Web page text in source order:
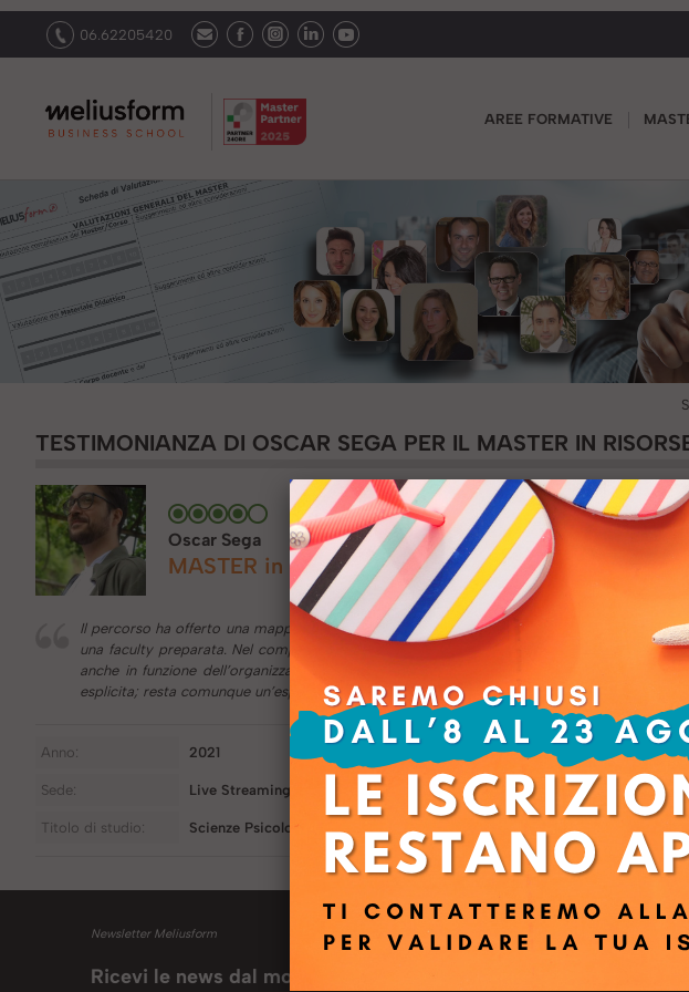
06.62205420
AREE FORMATIVE
TESTIMONIANZA DI OSCAR SEGA PER IL MASTER IN
Oscar Sega
MASTER in RISORSE UMANE con AI e Digital HR
Il percorso ha offerto una mappa chiara e puntuale delle principali attività HR, con un
una faculty preparata. Nel complesso, un buon avviamento all’area HR che ha
anche in funzione dell’organizzazione delle giornate. Ho trovato congrui gli orari, non
esplicita; resta comunque un’esperienza utile e ben costruita.
Anno: 2021
Sede: Live Streaming
Titolo di studio: Scienze Psicologiche Cognitive e Psicobiologiche
Newsletter Meliusform
Ricevi le news dal mondo Meliusform